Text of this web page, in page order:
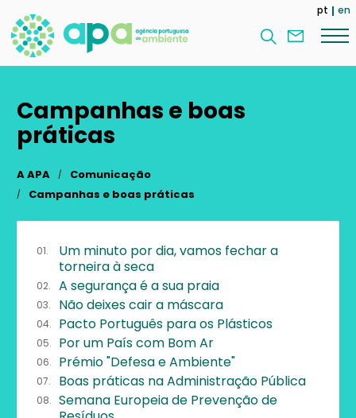
para
conteúdo
principal
nos
pt en
Campanhas e boas
práticas
A APA
Comunicação
Campanhas e boas práticas
Um minuto por dia, vamos fechar a
torneira à seca
A segurança é a sua praia
Não deixes cair a máscara
Pacto Português para os Plásticos
Por um País com Bom Ar
Prémio "Defesa e Ambiente"
Boas práticas na Administração Pública
Semana Europeia de Prevenção de